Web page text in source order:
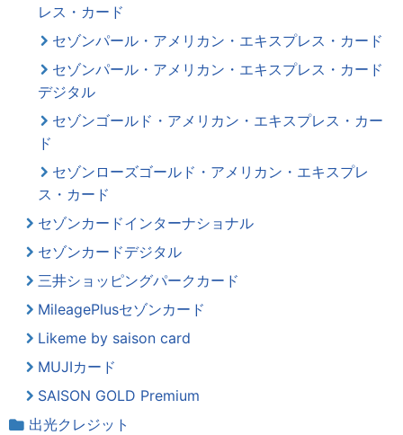
レス・カード
セゾンパール・アメリカン・エキスプレス・カード
セゾンパール・アメリカン・エキスプレス・カード
デジタル
セゾンゴールド・アメリカン・エキスプレス・カー
ド
セゾンローズゴールド・アメリカン・エキスプレ
ス・カード
セゾンカードインターナショナル
セゾンカードデジタル
三井ショッピングパークカード
MileagePlusセゾンカード
Likeme by saison card
MUJIカード
SAISON GOLD Premium
出光クレジット